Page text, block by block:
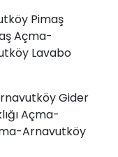
Pimaş
Açma-
Lavabo
Gider
Açma-
Arnavutköy